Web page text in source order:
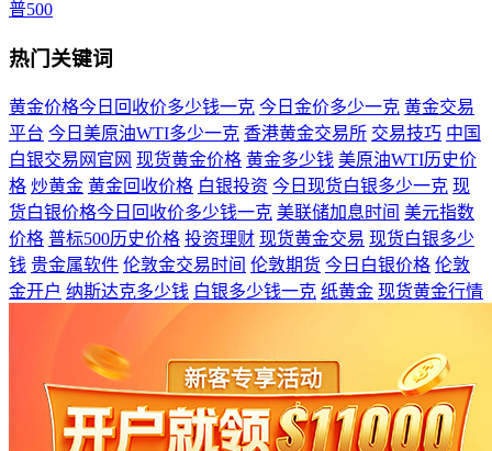
普500
热门关键词
黄金价格今日回收价多少钱一克 今日金价多少一克 黄金交易
平台 今日美原油WTI多少一克 香港黄金交易所 交易技巧 中国
白银交易网官网 现货黄金价格 黄金多少钱 美原油WTI历史价
格 炒黄金 黄金回收价格 白银投资 今日现货白银多少一克 现
货白银价格今日回收价多少钱一克 美联储加息时间 美元指数
价格 普标500历史价格 投资理财 现货黄金交易 现货白银多少
钱 贵金属软件 伦敦金交易时间 伦敦期货 今日白银价格 伦敦
金开户 纳斯达克多少钱 白银多少钱一克 纸黄金 现货黄金行情